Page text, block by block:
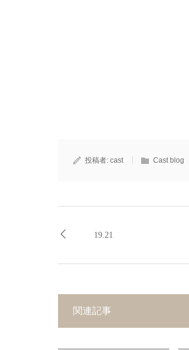
投稿者: cast Cast blog
19.21
関連記事